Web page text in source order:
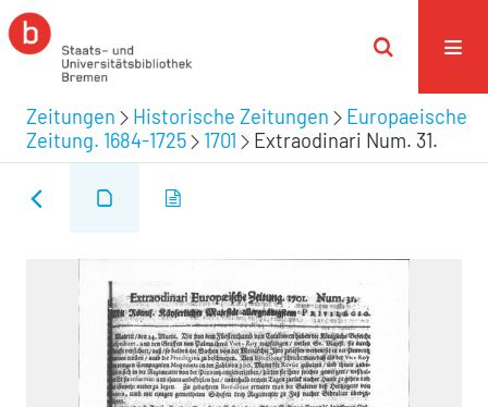
Zeitungen Historische Zeitungen
Europaeische
Zeitung. 1684-1725
1701 Extraodinari Num. 31.